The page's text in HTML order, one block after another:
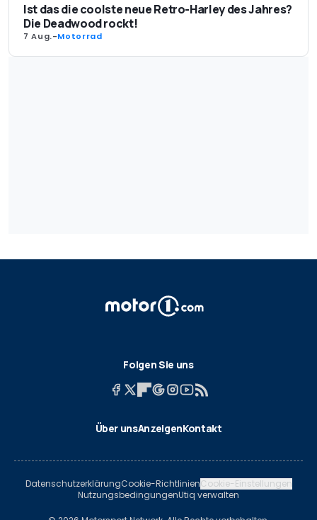
Ist das die coolste neue Retro-Harley des Jahres?
Die Deadwood rockt!
7 Aug.-Motorrad
Folgen Sie uns
Über unsAnzeigenKontakt
DatenschutzerklärungCookie-RichtlinienCookie-Einstellungen
NutzungsbedingungenUtiq verwalten